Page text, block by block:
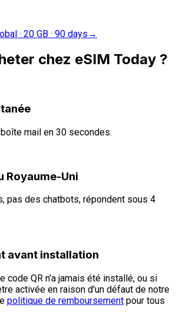
· 20 GB · 90 days →
chez eSIM Today ?
mail en 30 secondes.
Royaume-Uni
pas des chatbots, répondent sous 4
avant installation
code QR n'a jamais été installé, ou si
activée en raison d'un défaut de notre
politique de remboursement pour tous